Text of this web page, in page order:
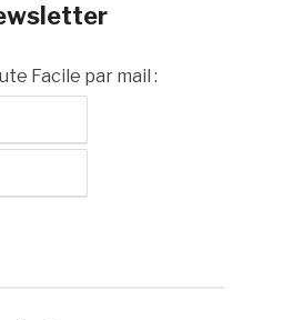
Facile par mail :